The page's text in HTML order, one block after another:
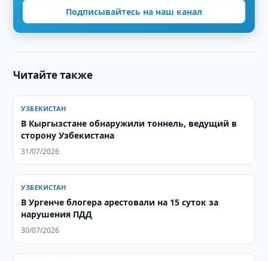
Подписывайтесь на наш канал
Читайте также
УЗБЕКИСТАН
В Кыргызстане обнаружили тоннель, ведущий в
сторону Узбекистана
31/07/2026
УЗБЕКИСТАН
В Ургенче блогера арестовали на 15 суток за
нарушения ПДД
30/07/2026